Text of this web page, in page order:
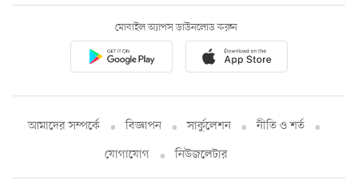
মোবাইল অ্যাপস ডাউনলোড করুন
আমাদের সম্পর্কে বিজ্ঞাপন সার্কুলেশন
নীতি ও শর্ত
যোগাযোগ
নিউজলেটার